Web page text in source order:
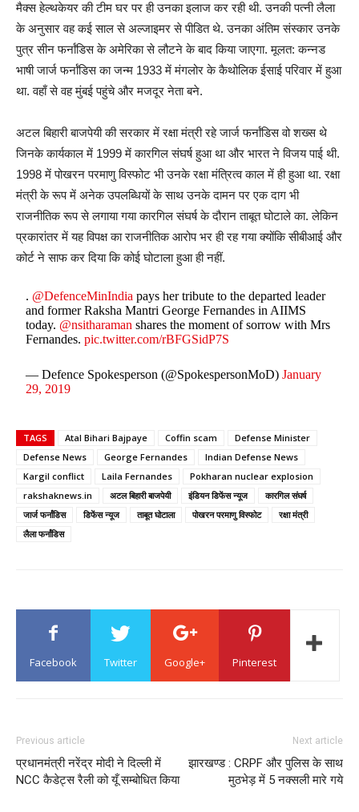
मैक्स हेल्थकेयर की टीम घर पर ही उनका इलाज कर रही थी. उनकी पत्नी लैला
के अनुसार वह कई साल से अल्जाइमर से पीडित थे. उनका अंतिम संस्कार उनके
पुत्र सीन फर्नांडिस के अमेरिका से लौटने के बाद किया जाएगा. मूलत: कन्नड
भाषी जार्ज फर्नांडिस का जन्म 1933 में मंगलोर के कैथोलिक ईसाई परिवार में हुआ
था. वहाँ से वह मुंबई पहुंचे और मजदूर नेता बने.
अटल बिहारी बाजपेयी की सरकार में रक्षा मंत्री रहे जार्ज फर्नांडिस वो शख्स थे
जिनके कार्यकाल में 1999 में कारगिल संघर्ष हुआ था और भारत ने विजय पाई थी.
1998 में पोखरन परमाणु विस्फोट भी उनके रक्षा मंत्रित्व काल में ही हुआ था. रक्षा
मंत्री के रूप में अनेक उपलब्धियों के साथ उनके दामन पर एक दाग भी
राजनीतिक रूप से लगाया गया कारगिल संघर्ष के दौरान ताबूत घोटाले का. लेकिन
प्रकारांतर में यह विपक्ष का राजनीतिक आरोप भर ही रह गया क्योंकि सीबीआई और
कोर्ट ने साफ कर दिया कि कोई घोटाला हुआ ही नहीं.
. @DefenceMinIndia pays her tribute to the departed leader
and former Raksha Mantri George Fernandes in AIIMS
today. @nsitharaman shares the moment of sorrow with Mrs
Fernandes.pic.twitter.com/rBFGSidP7S
— Defence Spokesperson (@SpokespersonMoD)January
29, 2019
TAGS Atal Bihari Bajpaye Coffin scam
Defense Minister
Defense News
George Fernandes
Indian Defense News
Kargil conflict
Laila Fernandes
Pokharan nuclear explosion
rakshaknews.in
अटल बिहारी बाजपेयी इंडियन डिफेंस न्यूज
कारगिल संघर्ष
जार्ज फर्नांडिस
डिफेंस न्यूज ताबूत घोटाला पोखरन परमाणु विस्फोट
रक्षा मंत्री
लैला फर्नांडिस
Facebook Twitter Google+ Pinterest
Previous article
प्रधानमंत्री नरेंद्र मोदी ने दिल्ली में
NCC कैडेट्स रैली को यूँ सम्बोधित किया
Next article
झारखण्ड : CRPF और पुलिस के साथ
मुठभेड़ में 5 नक्सली मारे गये